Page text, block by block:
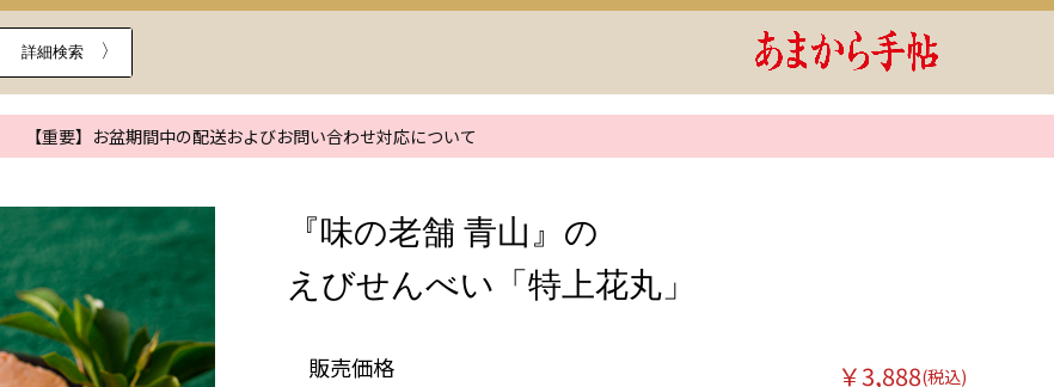
詳細検索
【重要】お盆期間中の配送およびお問い合わせ対応について
『味の老舗 青山』の
えびせんべい「特上花丸」
販売価格 ￥3,888